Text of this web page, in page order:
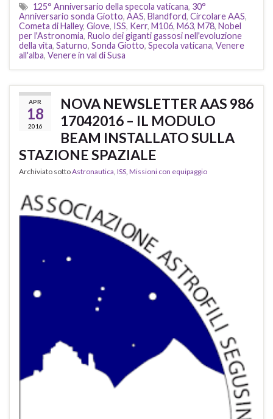
125° Anniversario della specola vaticana, 30°
Anniversario sonda Giotto, AAS, Blandford, Circolare AAS,
Cometa di Halley, Giove, ISS, Kerr, M106, M63, M78, Nobel
per l'Astronomia, Ruolo dei giganti gassosi nell'evoluzione
della vita, Saturno, Sonda Giotto, Specola vaticana, Venere
all'alba, Venere in val di Susa
APR
18
2016
NOVA NEWSLETTER AAS 986
17042016 – IL MODULO
BEAM INSTALLATO SULLA
STAZIONE SPAZIALE
Archiviato sottoAstronautica ISS Missioni con equipaggio